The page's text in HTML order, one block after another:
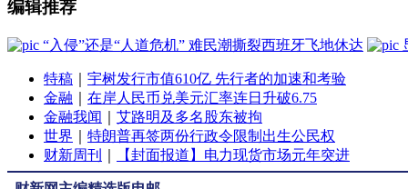
编辑推荐
“入侵”还是“人道危机” 难民潮撕裂西班牙飞地休达
特稿
宇树发行市值610亿 先行者的加速和考验
金融
在岸人民币兑美元汇率连日升破6.75
金融我闻
艾路明及多名股东被拘
世界
特朗普再签两份行政令限制出生公民权
财新周刊
【封面报道】电力现货市场元年突进